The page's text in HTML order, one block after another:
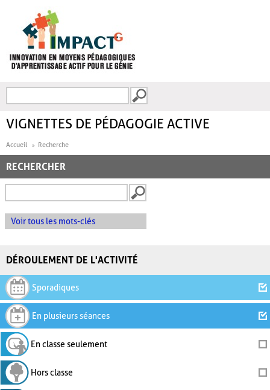
FORMULAIRE DE
VIGNETTES DE PÉDAGOGIE ACTIVE
Accueil Recherche
RECHERCHER
Voir tous les mots-clés
DÉROULEMENT DE L'ACTIVITÉ
Sporadiques
En plusieurs séances
En classe seulement
Hors classe